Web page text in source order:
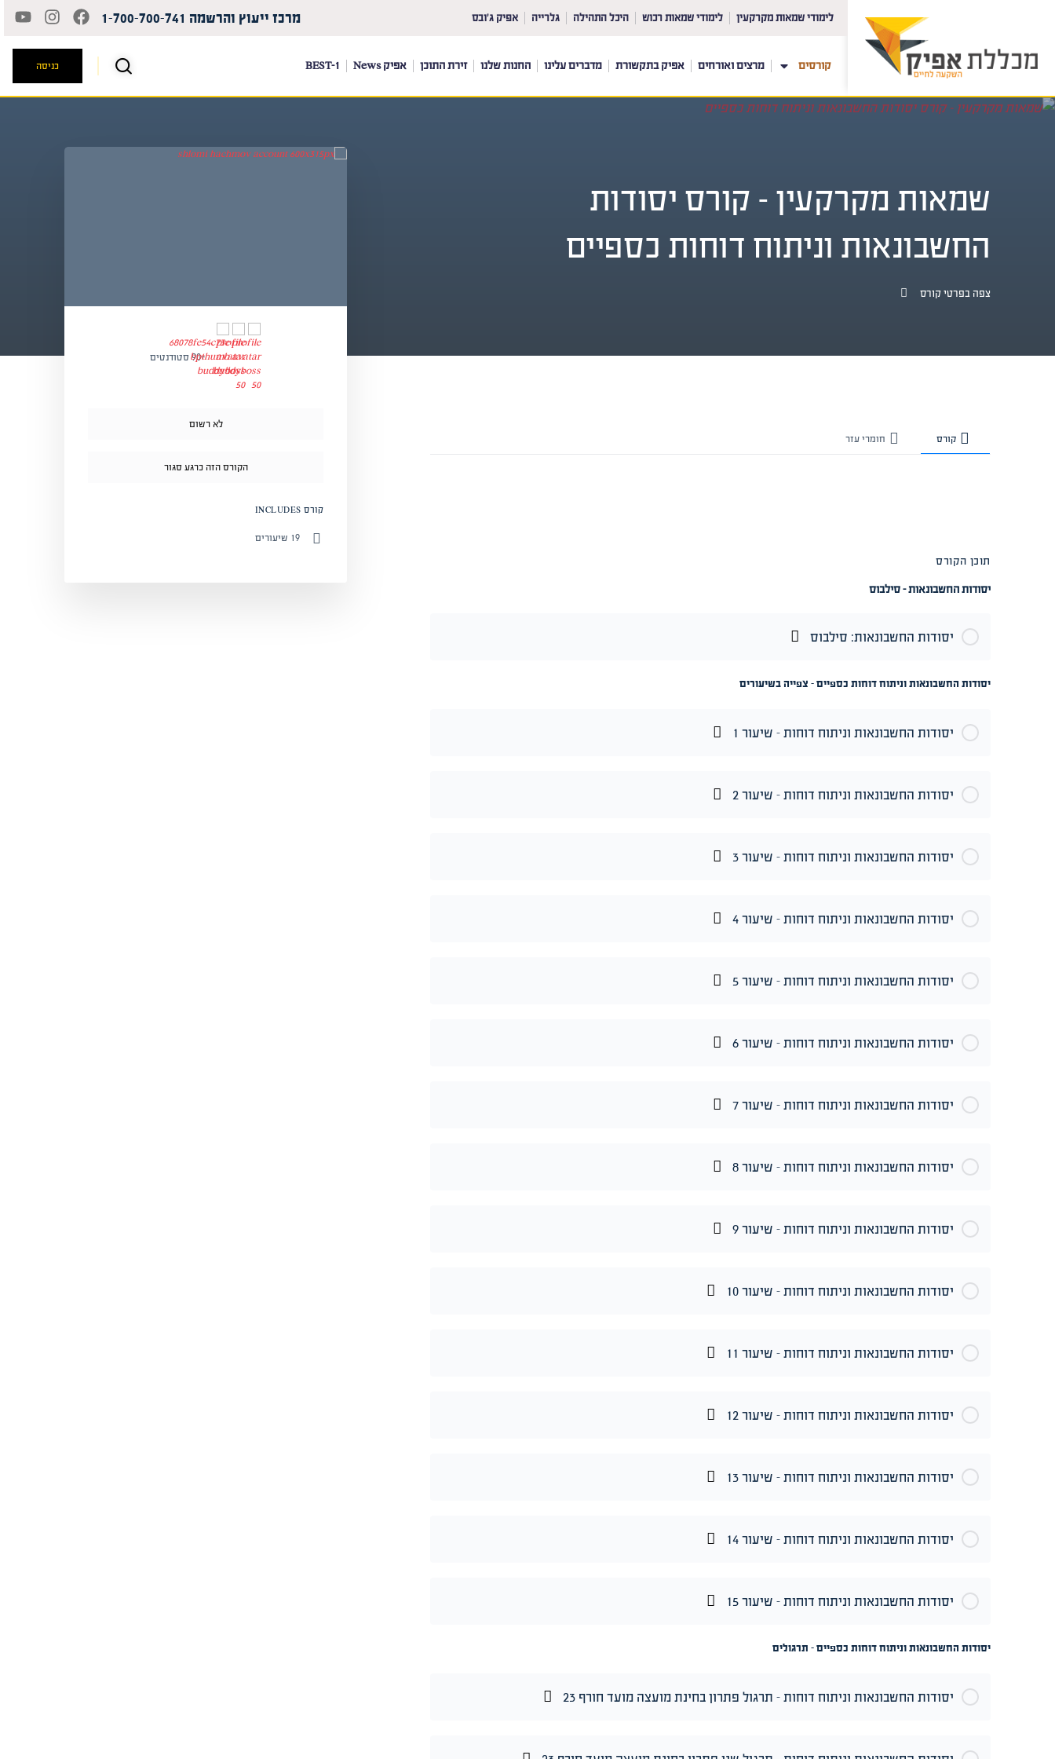
לימודי שמאות מקרקעין לימודי שמאות רכוש היכל התהילה גלרייה אפיק ג’ובס מרכז ייעוץ והרשמה 1-700-700-741
קורסים מרצים ואורחים אפיק בתקשורת מדברים עלינו החנות שלנו זירת התוכן אפיק News BEST-1 כניסה
שמאות מקרקעין – קורס יסודות
החשבונאות וניתוח דוחות כספיים
צפה בפרטי קורס
קורס חומרי עזר
תוכן הקורס
יסודות החשבונאות - סילבוס
יסודות החשבונאות: סילבוס
יסודות החשבונאות וניתוח דוחות כספיים - צפייה בשיעורים
יסודות החשבונאות וניתוח דוחות – שיעור 1
יסודות החשבונאות וניתוח דוחות – שיעור 2
יסודות החשבונאות וניתוח דוחות – שיעור 3
יסודות החשבונאות וניתוח דוחות – שיעור 4
יסודות החשבונאות וניתוח דוחות – שיעור 5
יסודות החשבונאות וניתוח דוחות – שיעור 6
יסודות החשבונאות וניתוח דוחות – שיעור 7
יסודות החשבונאות וניתוח דוחות – שיעור 8
יסודות החשבונאות וניתוח דוחות – שיעור 9
יסודות החשבונאות וניתוח דוחות – שיעור 10
יסודות החשבונאות וניתוח דוחות – שיעור 11
יסודות החשבונאות וניתוח דוחות – שיעור 12
יסודות החשבונאות וניתוח דוחות – שיעור 13
יסודות החשבונאות וניתוח דוחות – שיעור 14
יסודות החשבונאות וניתוח דוחות – שיעור 15
יסודות החשבונאות וניתוח דוחות כספיים - תרגולים
יסודות החשבונאות וניתוח דוחות – תרגול פתרון בחינת מועצה מועד חורף 23
+90 סטודנטים
לא רשום
הקורס הזה כרגע סגור
קורס INCLUDES
19 שיעורים